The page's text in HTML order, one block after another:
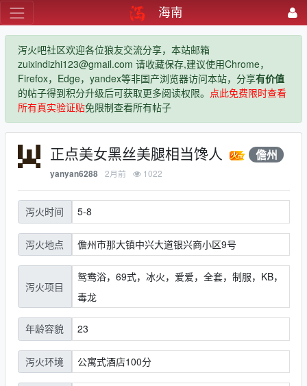
海南
泻火吧社区欢迎各位狼友交流分享，本站邮箱
zuixindizhi123@gmail.com 请收藏保存,建议使用Chrome，
Firefox，Edge，yandex等非国产浏览器访问本站，分享有价值
的帖子得到积分升级后可获取更多阅读权限。 点此免费限时查看
所有真实验证贴免限制查看所有帖子
正点美女黑丝美腿相当馋人 儋州
yanyan6288 2月前 1022
泻火时间 5-8
泻火地点 儋州市那大镇中兴大道银兴商小区9号
泻火项目
鸳鸯浴，69式，冰火，爱爱，全套，制服，KB，
毒龙
年龄容貌 23
泻火环境 公寓式酒店100分